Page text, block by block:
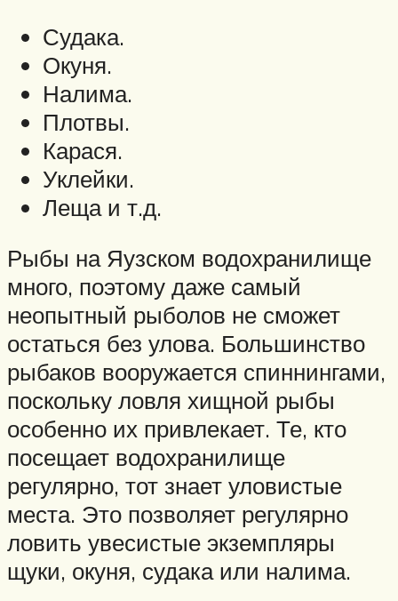
Судака.
Окуня.
Налима.
Плотвы.
Карася.
Уклейки.
Леща и т.д.
Рыбы на Яузском водохранилище
много, поэтому даже самый
неопытный рыболов не сможет
остаться без улова. Большинство
рыбаков вооружается спиннингами,
поскольку ловля хищной рыбы
особенно их привлекает. Те, кто
посещает водохранилище
регулярно, тот знает уловистые
места. Это позволяет регулярно
ловить увесистые экземпляры
щуки, окуня, судака или налима.